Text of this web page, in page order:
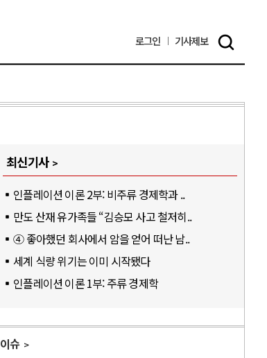
로그인 기사제보
최신기사
인플레이션 이론 2부: 비주류 경제학과 ..
만도 산재 유가족들 “김승모 사고 철저히..
④ 좋아했던 회사에서 암을 얻어 떠난 남..
세계 식량 위기는 이미 시작됐다
인플레이션 이론 1부: 주류 경제학
이슈